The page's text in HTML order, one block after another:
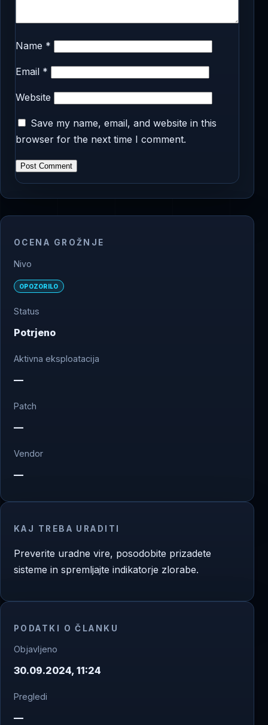
Name *
Email *
Website
Save my name, email, and website in this
browser for the next time I comment.
OCENA GROŽNJE
Nivo
OPOZORILO
Status
Potrjeno
Aktivna eksploatacija
—
Patch
—
Vendor
—
KAJ TREBA URADITI
Preverite uradne vire, posodobite prizadete
sisteme in spremljajte indikatorje zlorabe.
PODATKI O ČLANKU
Objavljeno
30.09.2024, 11:24
Pregledi
—